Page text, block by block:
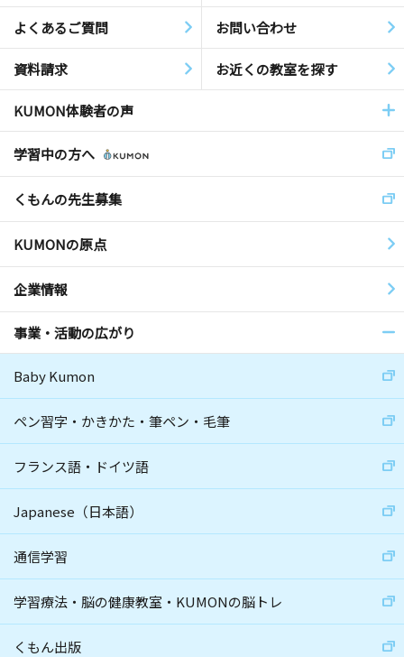
よくあるご質問 お問い合わせ
資料請求 お近くの教室を探す
KUMON体験者の声
学習中の方へ
くもんの先生募集
KUMONの原点
企業情報
事業・活動の広がり
Baby Kumon
ペン習字・かきかた・筆ペン・毛筆
フランス語・ドイツ語
Japanese（日本語）
通信学習
学習療法・脳の健康教室・KUMONの脳トレ
くもん出版